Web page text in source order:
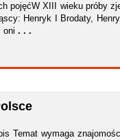
pojęćW XIII wieku próby
Henryk I Brodaty,
oni . . .
Temat wymaga